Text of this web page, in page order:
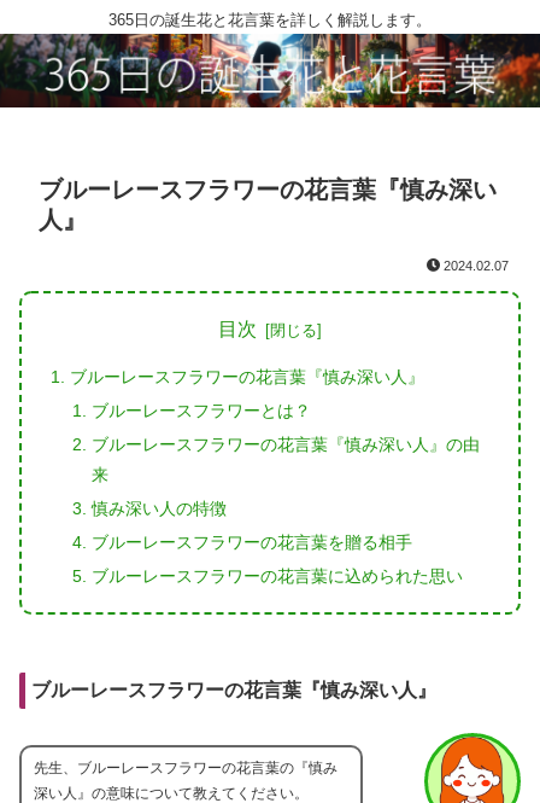
365日の誕生花と花言葉を詳しく解説します。
ブルーレースフラワーの花言葉『慎み深い
人』
2024.02.07
目次
ブルーレースフラワーの花言葉『慎み深い人』
ブルーレースフラワーとは？
ブルーレースフラワーの花言葉『慎み深い人』の由
来
慎み深い人の特徴
ブルーレースフラワーの花言葉を贈る相手
ブルーレースフラワーの花言葉に込められた思い
ブルーレースフラワーの花言葉『慎み深い人』
先生、ブルーレースフラワーの花言葉の『慎み
深い人』の意味について教えてください。